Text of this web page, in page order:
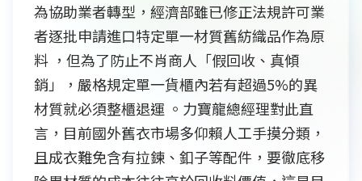
為協助業者轉型，經濟部雖已修正法規許可業
者逐批申請進口特定單一材質舊紡織品作為原
料 ，但為了防止不肖商人「假回收、真傾
銷」，嚴格規定單一貨櫃內若有超過5%的異
材質就必須整櫃退運 。力寶龍總經理對此直
言，目前國外舊衣市場多仰賴人工手摸分類，
且成衣難免含有拉鍊、釦子等配件，要徹底移